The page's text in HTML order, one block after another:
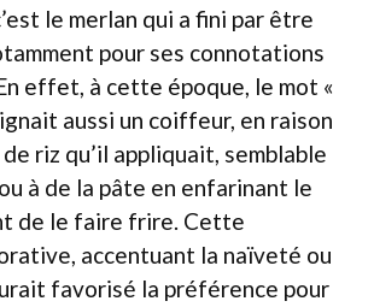
le merlan qui a fini par être
pour ses connotations
effet, à cette époque, le mot «
aussi un coiffeur, en raison
riz qu’il appliquait, semblable
à de la pâte en enfarinant le
de le faire frire. Cette
accentuant la naïveté ou
favorisé la préférence pour